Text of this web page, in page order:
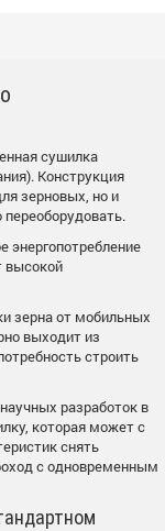
сушилка
Конструкция
зерновых, но и
энергопотребление
высокой
зерна от мобильных
выходит из
строить
разработок в
которая может с
снять
с одновременным